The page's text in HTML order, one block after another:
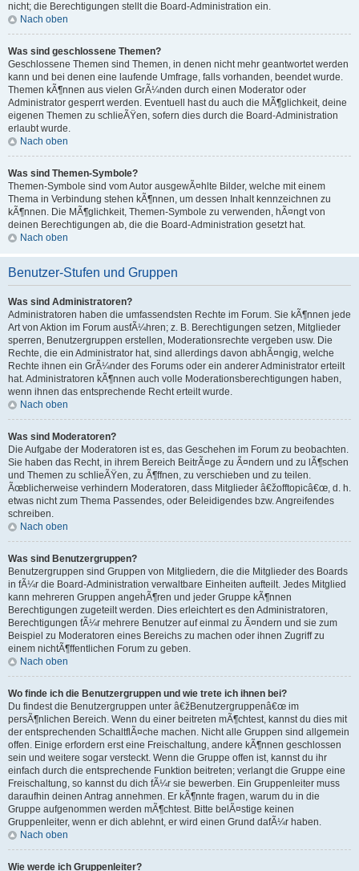
nicht; die Berechtigungen stellt die Board-Administration ein.
Nach oben
Was sind geschlossene Themen?
Geschlossene Themen sind Themen, in denen nicht mehr geantwortet werden
kann und bei denen eine laufende Umfrage, falls vorhanden, beendet wurde.
Themen kÃ¶nnen aus vielen GrÃ¼nden durch einen Moderator oder
Administrator gesperrt werden. Eventuell hast du auch die MÃ¶glichkeit, deine
eigenen Themen zu schlieÃŸen, sofern dies durch die Board-Administration
erlaubt wurde.
Nach oben
Was sind Themen-Symbole?
Themen-Symbole sind vom Autor ausgewÃ¤hlte Bilder, welche mit einem
Thema in Verbindung stehen kÃ¶nnen, um dessen Inhalt kennzeichnen zu
kÃ¶nnen. Die MÃ¶glichkeit, Themen-Symbole zu verwenden, hÃ¤ngt von
deinen Berechtigungen ab, die die Board-Administration gesetzt hat.
Nach oben
Benutzer-Stufen und Gruppen
Was sind Administratoren?
Administratoren haben die umfassendsten Rechte im Forum. Sie kÃ¶nnen jede
Art von Aktion im Forum ausfÃ¼hren; z. B. Berechtigungen setzen, Mitglieder
sperren, Benutzergruppen erstellen, Moderationsrechte vergeben usw. Die
Rechte, die ein Administrator hat, sind allerdings davon abhÃ¤ngig, welche
Rechte ihnen ein GrÃ¼nder des Forums oder ein anderer Administrator erteilt
hat. Administratoren kÃ¶nnen auch volle Moderationsberechtigungen haben,
wenn ihnen das entsprechende Recht erteilt wurde.
Nach oben
Was sind Moderatoren?
Die Aufgabe der Moderatoren ist es, das Geschehen im Forum zu beobachten.
Sie haben das Recht, in ihrem Bereich BeitrÃ¤ge zu Ã¤ndern und zu lÃ¶schen
und Themen zu schlieÃŸen, zu Ã¶ffnen, zu verschieben und zu teilen.
Ãœblicherweise verhindern Moderatoren, dass Mitglieder â€žofftopicâ€œ, d. h.
etwas nicht zum Thema Passendes, oder Beleidigendes bzw. Angreifendes
schreiben.
Nach oben
Was sind Benutzergruppen?
Benutzergruppen sind Gruppen von Mitgliedern, die die Mitglieder des Boards
in fÃ¼r die Board-Administration verwaltbare Einheiten aufteilt. Jedes Mitglied
kann mehreren Gruppen angehÃ¶ren und jeder Gruppe kÃ¶nnen
Berechtigungen zugeteilt werden. Dies erleichtert es den Administratoren,
Berechtigungen fÃ¼r mehrere Benutzer auf einmal zu Ã¤ndern und sie zum
Beispiel zu Moderatoren eines Bereichs zu machen oder ihnen Zugriff zu
einem nichtÃ¶ffentlichen Forum zu geben.
Nach oben
Wo finde ich die Benutzergruppen und wie trete ich ihnen bei?
Du findest die Benutzergruppen unter â€žBenutzergruppenâ€œ im
persÃ¶nlichen Bereich. Wenn du einer beitreten mÃ¶chtest, kannst du dies mit
der entsprechenden SchaltflÃ¤che machen. Nicht alle Gruppen sind allgemein
offen. Einige erfordern erst eine Freischaltung, andere kÃ¶nnen geschlossen
sein und weitere sogar versteckt. Wenn die Gruppe offen ist, kannst du ihr
einfach durch die entsprechende Funktion beitreten; verlangt die Gruppe eine
Freischaltung, so kannst du dich fÃ¼r sie bewerben. Ein Gruppenleiter muss
daraufhin deinen Antrag annehmen. Er kÃ¶nnte fragen, warum du in die
Gruppe aufgenommen werden mÃ¶chtest. Bitte belÃ¤stige keinen
Gruppenleiter, wenn er dich ablehnt, er wird einen Grund dafÃ¼r haben.
Nach oben
Wie werde ich Gruppenleiter?